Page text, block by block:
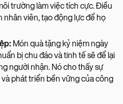
trường làm việc tích cực. Điều
nhân viên, tạo động lực để họ
Món quà tặng kỷ niệm ngày
bị chu đáo và tinh tế sẽ để lại
người nhận. Nó cho thấy sự
phát triển bền vững của công